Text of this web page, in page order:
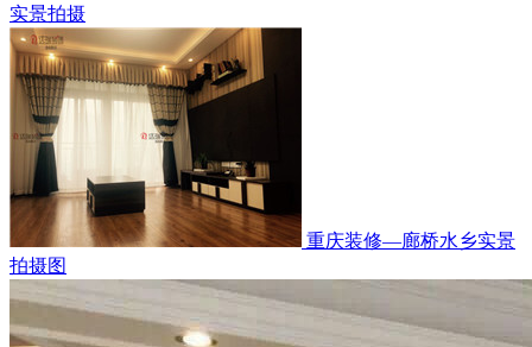
实景拍摄
重庆装修—廊桥水乡实景
拍摄图